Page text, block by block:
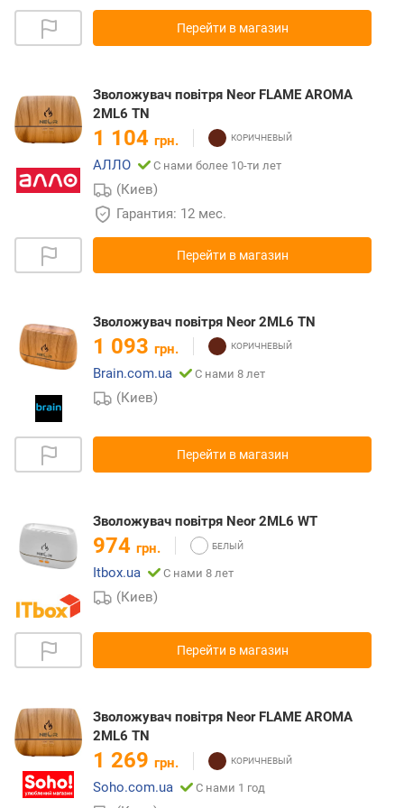
Перейти в магазин
Зволожувач повітря Neor FLAME AROMA
2ML6 TN
1 104 грн.
АЛЛО
С нами более 10-ти лет
(Киев)
Гарантия: 12 мес.
Перейти в магазин
Зволожувач повітря Neor 2ML6 TN
1 093 грн.
Brain.com.ua
С нами 8 лет
(Киев)
Перейти в магазин
Зволожувач повітря Neor 2ML6 WT
974 грн.
Itbox.ua
С нами 8 лет
(Киев)
Перейти в магазин
Зволожувач повітря Neor FLAME AROMA
2ML6 TN
1 269 грн.
Soho.com.ua
С нами 1 год